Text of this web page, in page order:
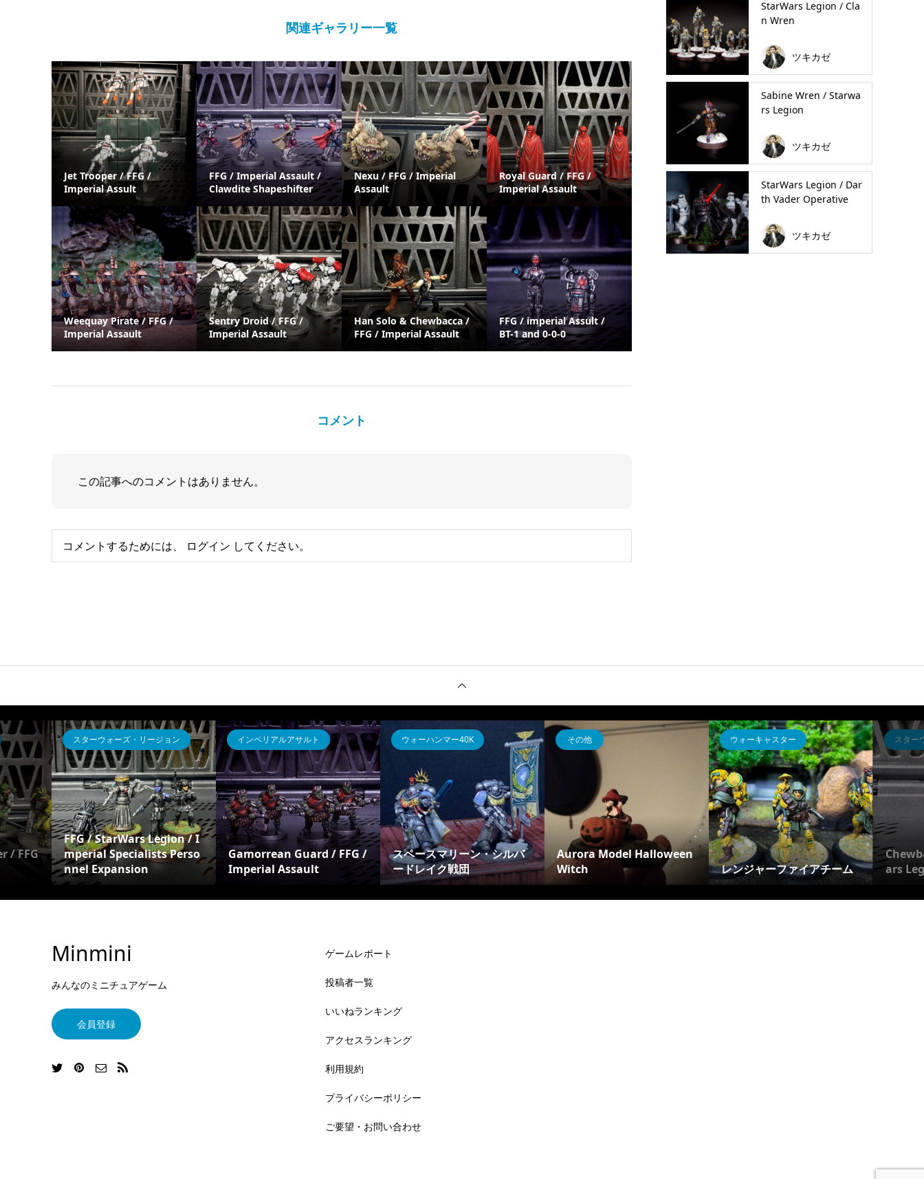
関連ギャラリー一覧
Jet Trooper / FFG /
Imperial Assult
FFG / Imperial Assault /
Clawdite Shapeshifter
Nexu / FFG / Imperial
Assault
Royal Guard / FFG /
Imperial Assault
Weequay Pirate / FFG /
Imperial Assault
Sentry Droid / FFG /
Imperial Assault
Han Solo & Chewbacca /
FFG / Imperial Assault
FFG / imperial Assult /
BT-1 and 0-0-0
コメント
この記事へのコメントはありません。
コメントするためには、 ログイン してください。
StarWars Legion / Cla
n Wren
ツキカゼ
Sabine Wren / Starwa
rs Legion
ツキカゼ
StarWars Legion / Dar
th Vader Operative
ツキカゼ
その他
Aurora Model Halloween
Witch
ウォーキャスター
レンジャーファイアチーム
スターウォーズ・リージョン
Chewbacca / FFG / StarW
ars Legion
ヘヴィギア
カダッシュ（カプリス軍主
力ストライダー）
ヘヴィギア
ウォーリアⅣ デュエリス
ト”ツインズ”
ヘヴィギア
アフェク（
機）
Minmini
みんなのミニチュアゲーム
会員登録
ゲームレポート
投稿者一覧
いいねランキング
アクセスランキング
利用規約
プライバシーポリシー
ご要望・お問い合わせ